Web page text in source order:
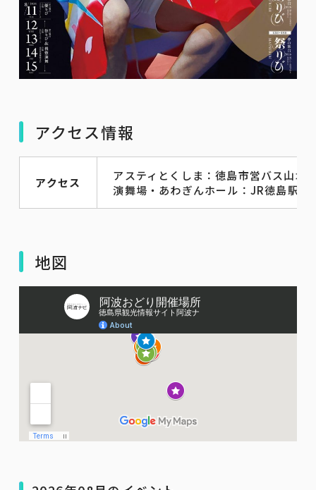
アクセス情報
アクセス
アスティとくしま：徳島市営バス山城
演舞場・あわぎんホール：JR徳島駅
地図